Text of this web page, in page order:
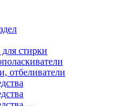
стирки
отбеливатели